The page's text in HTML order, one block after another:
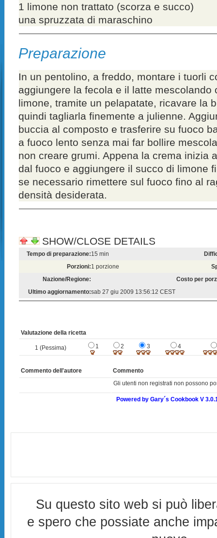
1 limone non trattato (scorza e succo)
una spruzzata di maraschino
Preparazione
In un pentolino, a freddo, montare i tuorli
aggiungere la fecola e il latte mescolando
limone, tramite un pelapatate, ricavare la
quindi tagliarla finemente a julienne.
buccia al composto e trasferire su fuoco
a fuoco lento senza mai far bollire
non creare grumi. Appena la crema inizia
dal fuoco e aggiungere il succo di limone
se necessario rimettere sul fuoco fino al
densità desiderata.
SHOW/CLOSE DETAILS
Tempo di preparazione:15 min
Porzioni:1 porzione
Nazione/Regione:
Costo per
Ultimo aggiornamento:sab 27 giu 2009 13:56:12 CEST
Valutazione della ricetta
1 (Pessima) 1 2 3 4
Commento dell'autore
Commento
Gli utenti non registrati non possono
Powered by Gary´s Cookbook V
Su questo sito web si può
e spero che possiate anche